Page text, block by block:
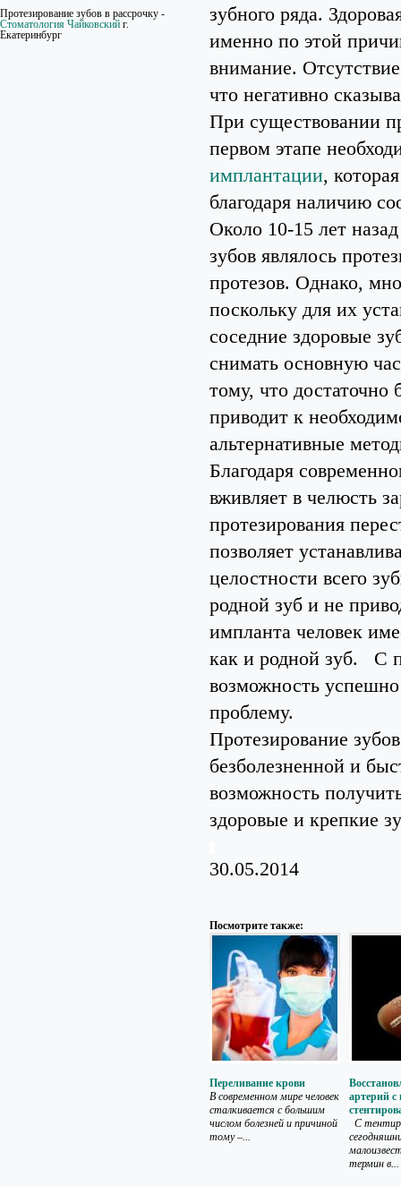
Протезирование зубов в рассрочку -
Стоматология Чайковский г.
Екатеринбург
зубного ряда.
именно по этой
внимание.
что негативно
При существовании
первом этапе
имплантации,
благодаря наличию
Около 10-15 лет
зубов являлось
протезов. Однако,
поскольку для их
соседние здоровые
снимать основную
тому, что достаточно
приводит к
альтернативные
Благодаря
вживляет в челюсть
протезирования
позволяет
целостности всего
родной зуб и не
импланта человек
как и родной зуб. С
возможность
проблему.
Протезирование
безболезненной и
возможность
здоровые и крепкие
30.05.2014
Посмотрите также:
Переливание крови
В современном мире человек
сталкивается с большим
числом болезней и причиной
тому –...
артерий
C
термин в...